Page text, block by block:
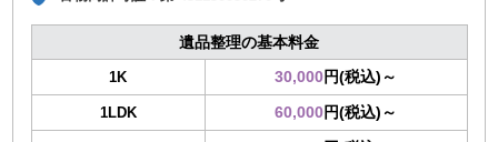
遺品整理の基本料金
1K 30,000円(税込)～
1LDK 60,000円(税込)～